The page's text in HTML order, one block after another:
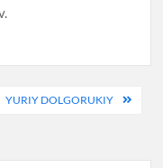
YURIY DOLGORUKIY